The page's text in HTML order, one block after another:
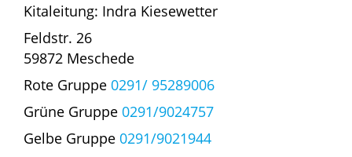
Kitaleitung: Indra Kiesewetter
Feldstr. 26
59872 Meschede
Rote Gruppe 0291/ 95289006
Grüne Gruppe 0291/9024757
Gelbe Gruppe 0291/9021944